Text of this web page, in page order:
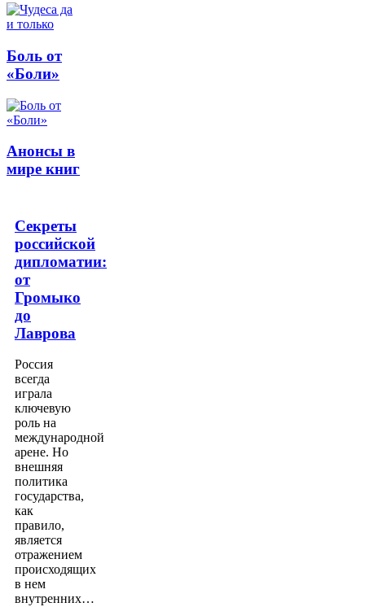
Боль от
«Боли»
Анонсы в
мире книг
Секреты
российской
дипломатии:
от
Громыко
до
Лаврова
Россия
всегда
играла
ключевую
роль на
международной
арене. Но
внешняя
политика
государства,
как
правило,
является
отражением
происходящих
в нем
внутренних…